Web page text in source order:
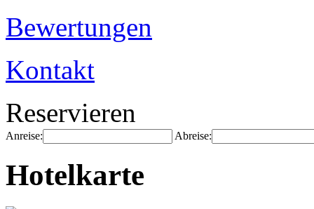
Bewertungen
Kontakt
Reservieren
Anreise: Abreise:
Hotelkarte